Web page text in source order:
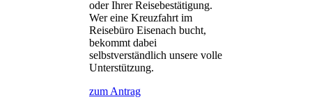
oder Ihrer Reisebestätigung.
Wer eine Kreuzfahrt im
Reisebüro Eisenach bucht,
bekommt dabei
selbstverständlich unsere volle
Unterstützung.
zum Antrag